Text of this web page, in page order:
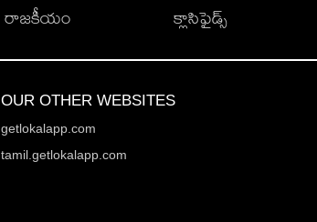
రాజకీయం
క్లాసిఫైడ్స్
OUR OTHER WEBSITES
getlokalapp.com
tamil.getlokalapp.com